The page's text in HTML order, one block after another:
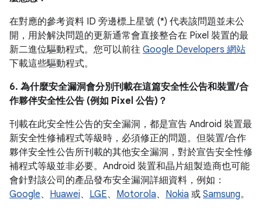
在對應的參考資料 ID 旁邊標上星號 (*) 代表該問題並未公
開，用於解決問題的更新通常會直接整合在 Pixel 裝置的最
新二進位驅動程式。您可以前往 Google Developers 網站
下載這些驅動程式。
6. 為什麼安全漏洞會分別刊載在這篇安全性公告和裝置/合
作夥伴安全性公告 (例如 Pixel 公告)？
刊載在此安全性公告的安全漏洞，都是宣告 Android 裝置最
新安全性修補程式等級時，必須修正的問題。但裝置/合作
夥伴安全性公告所刊載的其他安全漏洞，對於宣告安全性修
補程式等級並非必要。Android 裝置和晶片組製造商也可能
會針對該公司的產品發布安全漏洞詳細資料，例如：
Google、 Huawei、 LGE、 Motorola、 Nokia 或 Samsung。